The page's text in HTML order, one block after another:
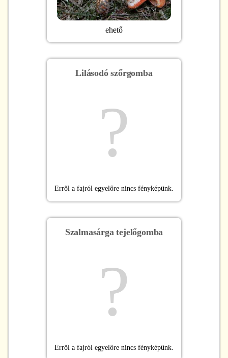
ehető
Lilásodó szőrgomba
?
Erről a fajról egyelőre nincs fényképünk.
Szalmasárga tejelőgomba
?
Erről a fajról egyelőre nincs fényképünk.